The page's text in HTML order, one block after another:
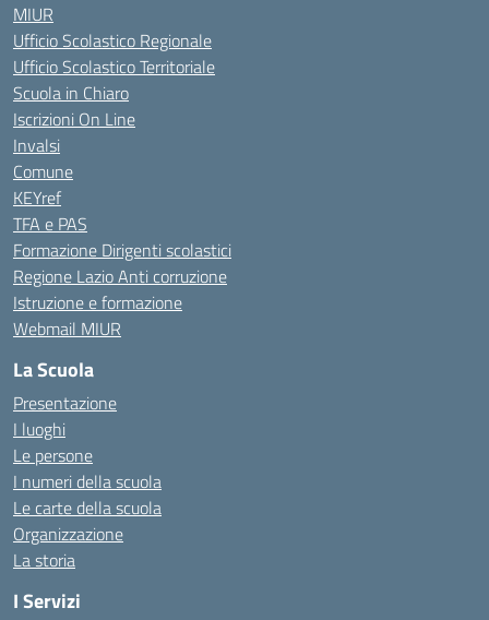
MIUR
Ufficio Scolastico Regionale
Ufficio Scolastico Territoriale
Scuola in Chiaro
Iscrizioni On Line
Invalsi
Comune
KEYref
TFA e PAS
Formazione Dirigenti scolastici
Regione Lazio Anti corruzione
Istruzione e formazione
Webmail MIUR
La Scuola
Presentazione
I luoghi
Le persone
I numeri della scuola
Le carte della scuola
Organizzazione
La storia
I Servizi